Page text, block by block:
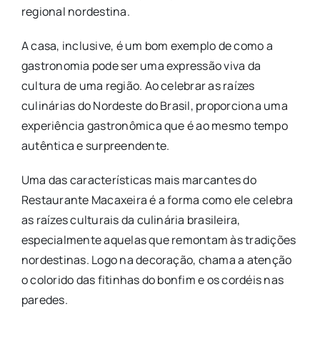
regional nordestina.
A casa, inclusive, é um bom exemplo de como a
gastronomia pode ser uma expressão viva da
cultura de uma região. Ao celebrar as raízes
culinárias do Nordeste do Brasil, proporciona uma
experiência gastronômica que é ao mesmo tempo
autêntica e surpreendente.
Uma das características mais marcantes do
Restaurante Macaxeira é a forma como ele celebra
as raízes culturais da culinária brasileira,
especialmente aquelas que remontam às tradições
nordestinas. Logo na decoração, chama a atenção
o colorido das fitinhas do bonfim e os cordéis nas
paredes.